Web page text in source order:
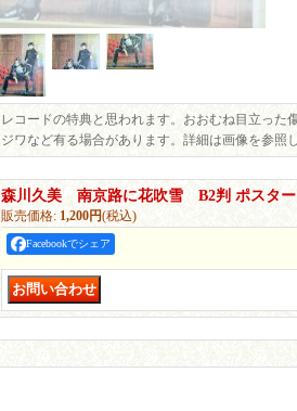
レコードの特典と思われます。おおむね目立った
ジワなど有る場合があります。詳細は画像を参照
森川久美 南京路に花吹雪 B2判 ポスター
販売価格: 1,200円(税込)
Facebookでシェア